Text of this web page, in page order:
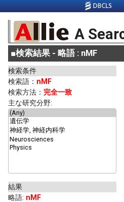
A
■検索結果 - 略語 : nMF
検索条件
検索語： nMF
検索方法： 完全一致
主な研究分野:
結果
略語: nMF